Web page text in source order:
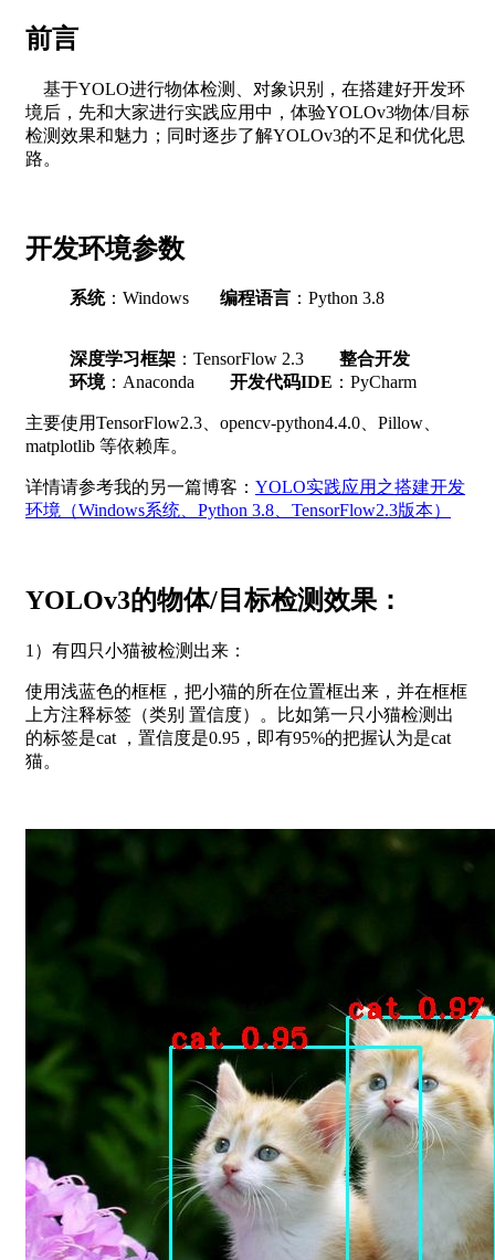
前言
基于YOLO进行物体检测、对象识别，在搭建好开发环
境后，先和大家进行实践应用中，体验YOLOv3物体/目标
检测效果和魅力；同时逐步了解YOLOv3的不足和优化思
路。
开发环境参数
系统：Windows 编程语言 ：Python 3.8
深度学习框架 ：TensorFlow 2.3 整合开发
环境：Anaconda 开发代码IDE ：PyCharm
主要使用TensorFlow2.3、opencv-python4.4.0、Pillow、
matplotlib 等依赖库。
详情请参考我的另一篇博客： YOLO实践应用之搭建开发
环境（Windows系统、Python 3.8、TensorFlow2.3版本）
YOLOv3的物体/目标检测效果：
1）有四只小猫被检测出来：
使用浅蓝色的框框，把小猫的所在位置框出来，并在框框
上方注释标签（类别 置信度）。比如第一只小猫检测出
的标签是cat ，置信度是0.95，即有95%的把握认为是cat
猫。